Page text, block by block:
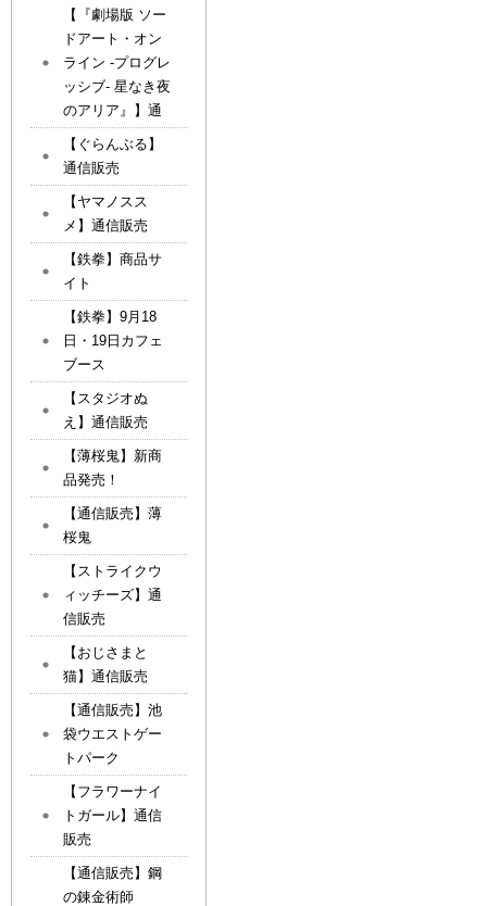
【『劇場版 ソー
ドアート・オン
ライン -プログレ
ッシブ- 星なき夜
のアリア』】通
【ぐらんぶる】
通信販売
【ヤマノスス
メ】通信販売
【鉄拳】商品サ
イト
【鉄拳】9月18
日・19日カフェ
ブース
【スタジオぬ
え】通信販売
【薄桜鬼】新商
品発売！
【通信販売】薄
桜鬼
【ストライクウ
ィッチーズ】通
信販売
【おじさまと
猫】通信販売
【通信販売】池
袋ウエストゲー
トパーク
【フラワーナイ
トガール】通信
販売
【通信販売】鋼
の錬金術師